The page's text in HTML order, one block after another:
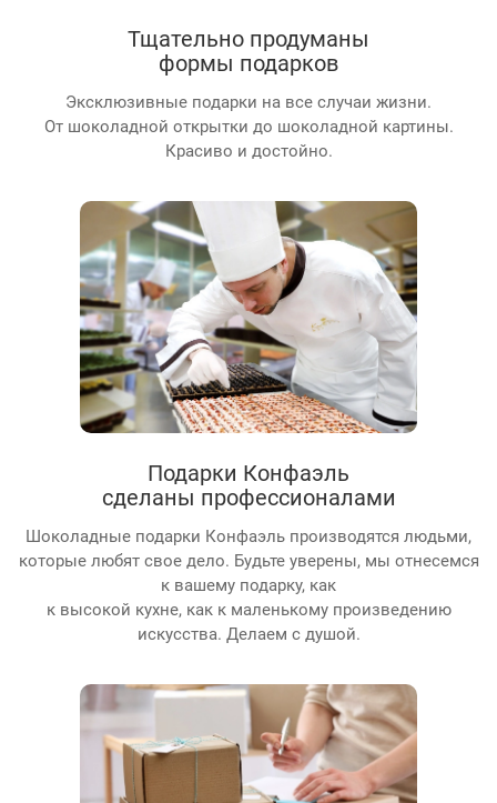
Тщательно продуманы
формы подарков
Эксклюзивные подарки на все случаи жизни.
От шоколадной открытки до шоколадной картины.
Красиво и достойно.
Подарки Конфаэль
сделаны профессионалами
Шоколадные подарки Конфаэль производятся людьми,
которые любят свое дело. Будьте уверены, мы отнесемся
к вашему подарку, как
к высокой кухне, как к маленькому произведению
искусства. Делаем с душой.